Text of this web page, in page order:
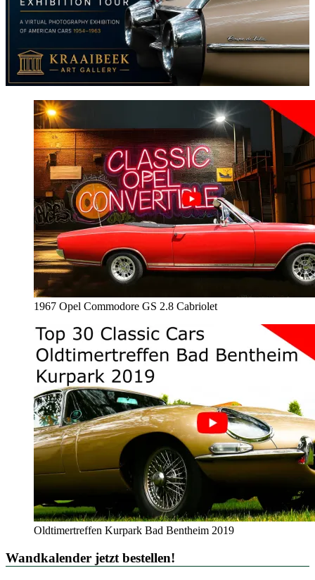
1967 Opel Commodore GS 2.8 Cabriolet
Oldtimertreffen Kurpark Bad Bentheim 2019
Wandkalender jetzt bestellen!